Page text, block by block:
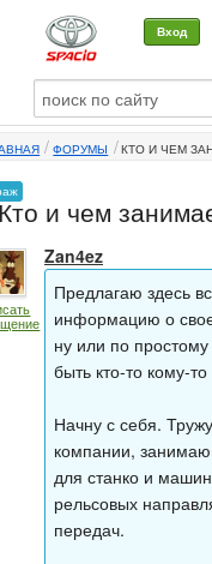
Вход
О машине
Автоклуб
Форумы
Сервисы и услуги
Новости
ФОРУМЫ КТО И ЧЕМ
и чем
Zan4ez
Предлагаю здесь
информацию о
ну или по
быть кто-то кому-
Начну с себя.
компании,
для станко и
рельсовых
передач.